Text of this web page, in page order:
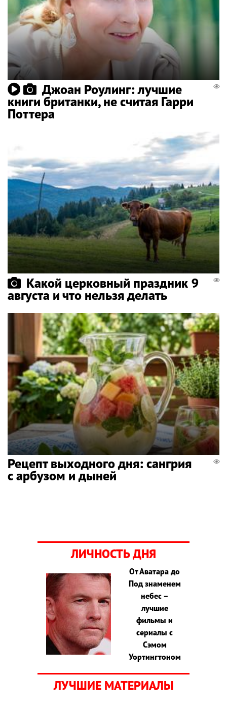
Джоан Роулинг: лучшие
книги британки, не считая Гарри
Поттера
Какой церковный праздник 9
августа и что нельзя делать
Рецепт выходного дня: сангрия
с арбузом и дыней
ЛИЧНОСТЬ ДНЯ
От Аватара до
Под знаменем
небес –
лучшие
фильмы и
сериалы с
Сэмом
Уортингтоном
ЛУЧШИЕ МАТЕРИАЛЫ